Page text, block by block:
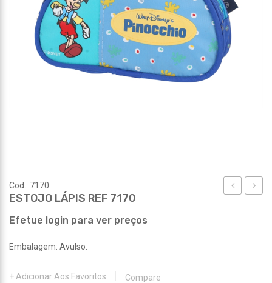
Cod.: 7170
ESTOJO LÁPIS REF 7170
Efetue login para ver preços
Embalagem: Avulso.
Adicionar Aos Favoritos Compare